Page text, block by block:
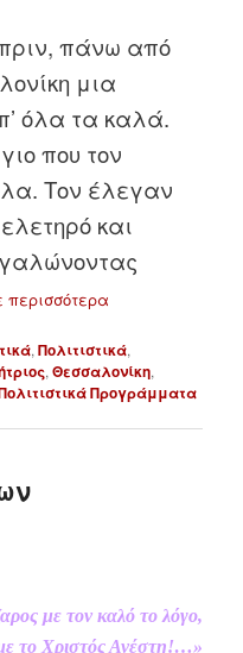
πάνω από
μια
όλα τα καλά.
που τον
Τον έλεγαν
και
περισσότερα
,Πολιτιστικά,
,Θεσσαλονίκη,
Προγράμματα
με τον καλό το λόγο,
το Χριστός Ανέστη!…»